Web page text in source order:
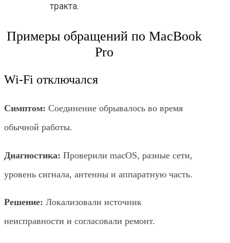
тракта.
Примеры обращений по MacBook
Pro
Wi‑Fi отключался
Симптом: Соединение обрывалось во время
обычной работы.
Диагностика: Проверили macOS, разные сети,
уровень сигнала, антенны и аппаратную часть.
Решение: Локализовали источник
неисправности и согласовали ремонт.